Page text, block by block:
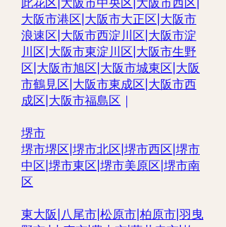
此花区 大阪市中央区 大阪市西区
大阪市港区 大阪市大正区 大阪市
浪速区 大阪市西淀川区 大阪市淀
川区 大阪市東淀川区 大阪市生野
区 大阪市旭区 大阪市城東区 大阪
市鶴見区 大阪市東成区 大阪市西
成区| 大阪市福島区 ｜
堺市
堺市堺区| 堺市北区 堺市西区 堺市
中区 堺市東区| 堺市美原区 堺市南
区
東大阪 八尾市 松原市 柏原市 羽曳